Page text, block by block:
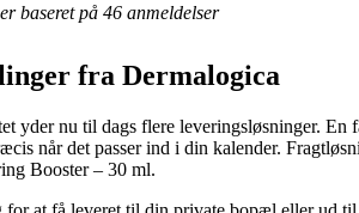
baseret på 46 anmeldelser
fra Dermalogica
yder nu til dags flere leveringsløsninger.
når det passer ind i din kalender.
Booster – 30 ml.